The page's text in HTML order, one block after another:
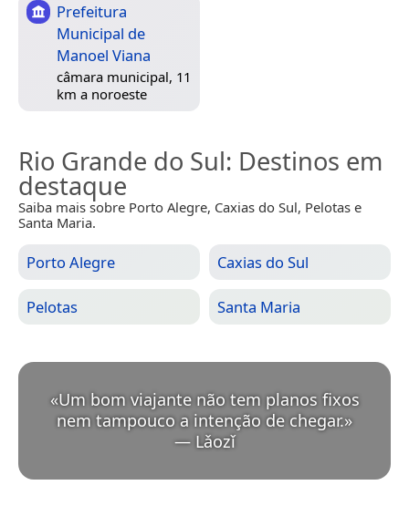
Prefeitura
Municipal de
Manoel Viana
câmara municipal, 11
km a noroeste
Rio Grande do Sul: Destinos em
destaque
Saiba mais sobre Porto Alegre, Caxias do Sul, Pelotas e
Santa Maria.
Porto Alegre Caxias do Sul
Pelotas Santa Maria
«Um bom viajante não tem planos fixos
nem tampouco a intenção de chegar.
— Lǎozǐ